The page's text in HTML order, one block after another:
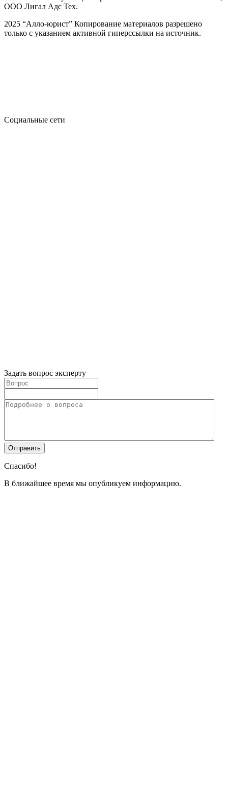
ООО Лигал Адс Тех.
2025 “Алло-юрист” Копирование материалов разрешено
только с указанием активной гиперссылки на источник.
Социальные сети
Задать вопрос эксперту
Спасибо!
В ближайшее время мы опубликуем информацию.